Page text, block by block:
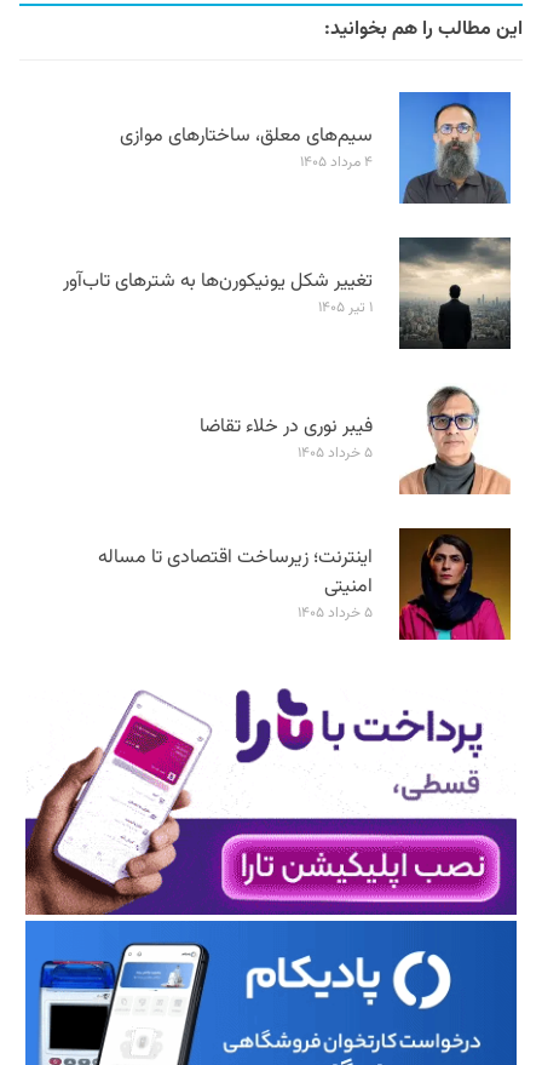
این مطالب را هم بخوانید:
سیم‌های معلق، ساختارهای موازی
۴ مرداد ۱۴۰۵
تغییر شکل یونیکورن‌ها به شترهای تاب‌آور
۱ تیر ۱۴۰۵
فیبر نوری در خلاء تقاضا
۵ خرداد ۱۴۰۵
اینترنت؛ زیرساخت اقتصادی تا مساله
امنیتی
۵ خرداد ۱۴۰۵